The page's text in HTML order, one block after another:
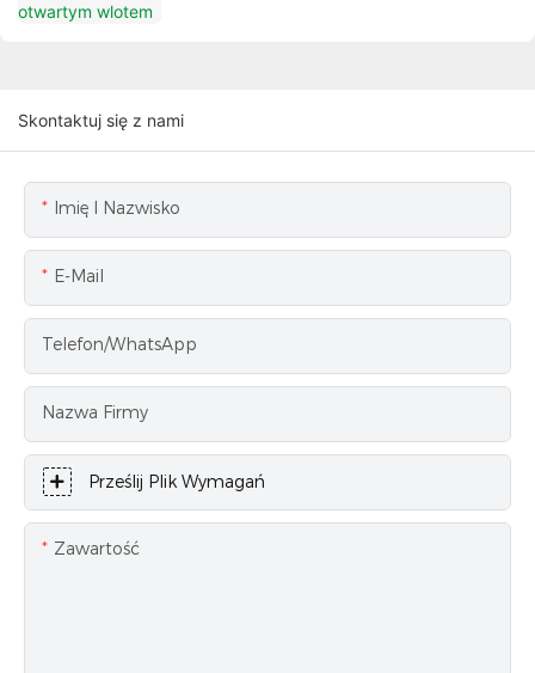
Skontaktuj się z nami
Imię I Nazwisko
E-Mail
Telefon/WhatsApp
Nazwa Firmy
Prześlij Plik Wymagań
Zawartość